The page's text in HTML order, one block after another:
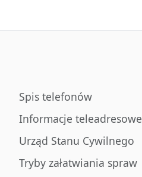
Spis telefonów
Informacje teleadresowe
Urząd Stanu Cywilnego
Tryby załatwiania spraw